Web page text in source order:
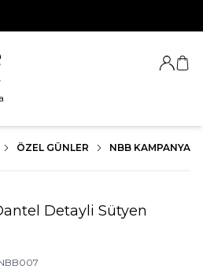
Giriş
ÖZEL GÜNLER NBB KAMPANYA
Detayli Sütyen